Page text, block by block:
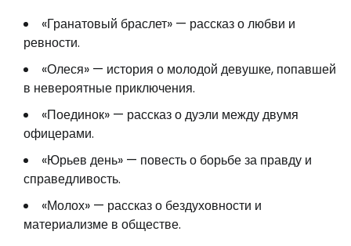
«Гранатовый браслет» — рассказ о любви и
ревности.
«Олеся» — история о молодой девушке, попавшей
в невероятные приключения.
«Поединок» — рассказ о дуэли между двумя
офицерами.
«Юрьев день» — повесть о борьбе за правду и
справедливость.
«Молох» — рассказ о бездуховности и
материализме в обществе.